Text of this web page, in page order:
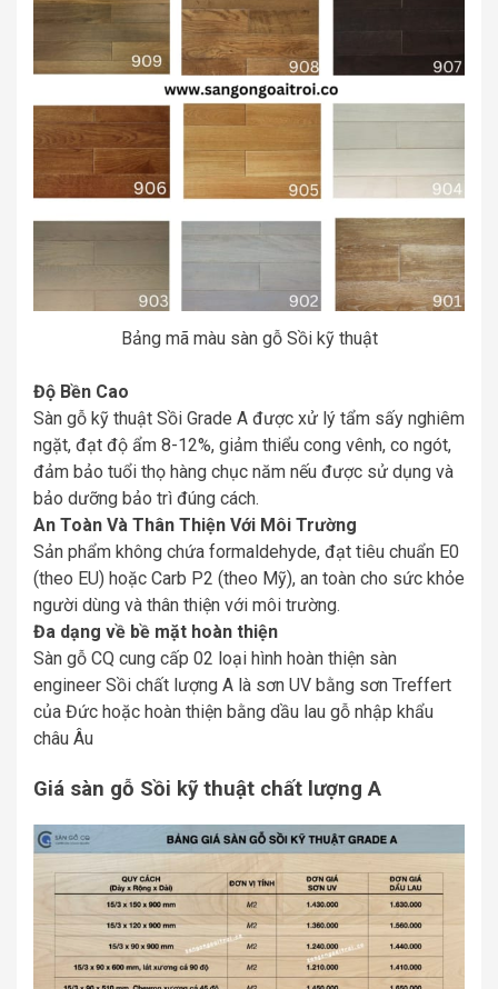
Bảng mã màu sàn gỗ Sồi kỹ thuật
Độ Bền Cao
Sàn gỗ kỹ thuật Sồi Grade A được xử lý tẩm sấy nghiêm
ngặt, đạt độ ẩm 8-12%, giảm thiểu cong vênh, co ngót,
đảm bảo tuổi thọ hàng chục năm nếu được sử dụng và
bảo dưỡng bảo trì đúng cách.
An Toàn Và Thân Thiện Với Môi Trường
Sản phẩm không chứa formaldehyde, đạt tiêu chuẩn E0
(theo EU) hoặc Carb P2 (theo Mỹ), an toàn cho sức khỏe
người dùng và thân thiện với môi trường.
Đa dạng về bề mặt hoàn thiện
Sàn gỗ CQ cung cấp 02 loại hình hoàn thiện sàn
engineer Sồi chất lượng A là sơn UV bằng sơn Treffert
của Đức hoặc hoàn thiện bằng dầu lau gỗ nhập khẩu
châu Âu
Giá sàn gỗ Sồi kỹ thuật chất lượng A